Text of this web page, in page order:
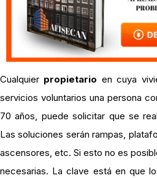
Cualquier propietario en cuya
servicios voluntarios una persona
70 años, puede solicitar que se
Las soluciones serán rampas,
ascensores, etc. Si esto no es
necesarias. La clave está en que